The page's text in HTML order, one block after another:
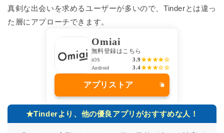
真剣な出会いを求めるユーザーが多いので、Tinderとは違っ
た層にアプローチできます。
Omiai
無料登録はこちら
iOS 3.9★★★★☆
Android 3.4★★★☆☆
アプリストア
★Tinderより、他の優良アプリがおすすめな人！